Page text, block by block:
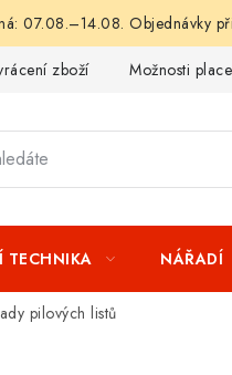
07.08.–14.08. Objednávky
zboží Možnosti
TECHNIKA NÁŘADÍ
pilových listů